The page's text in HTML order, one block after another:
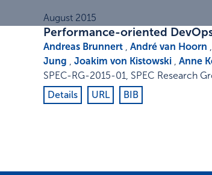
August 2015
Performance-oriented
Andreas Brunnert André van Hoorn
Jung
Joakim von Kistowski Anne
SPEC-RG-2015-01 SPEC Research
Details
URL BIB